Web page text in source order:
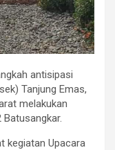
antisipasi
Tanjung Emas,
melakukan
kegiatan Upacara